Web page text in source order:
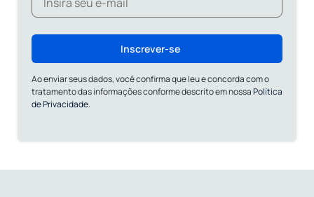
Inscrever-se
Ao enviar seus dados, você confirma que leu e concorda com o
tratamento das informações conforme descrito em nossaPolítica
de Privacidade.